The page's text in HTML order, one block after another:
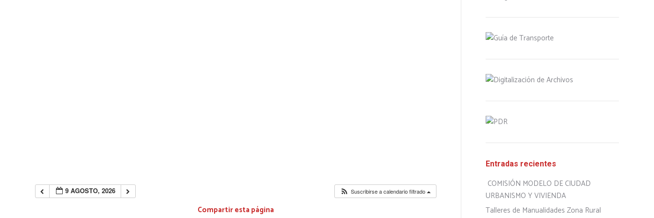
9 AGOSTO, 2026 Suscribirse a calendario filtrado
Compartir esta página
Entradas recientes
COMISIÓN MODELO DE CIUDAD
URBANISMO Y VIVIENDA
Talleres de Manualidades Zona Rural